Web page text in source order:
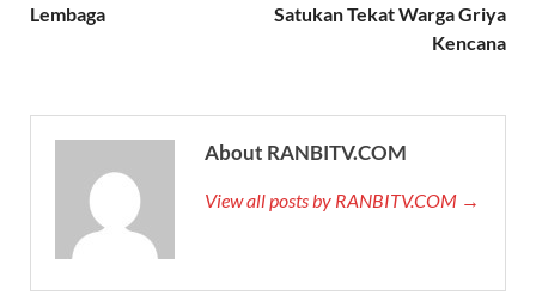
Lembaga
Satukan Tekat Warga Griya
Kencana
About RANBITV.COM
View all posts by RANBITV.COM →